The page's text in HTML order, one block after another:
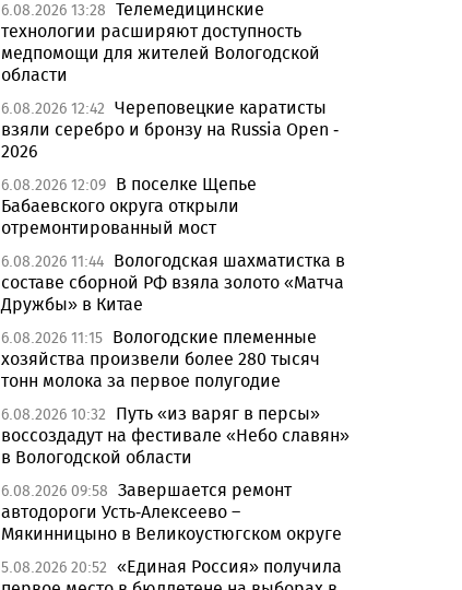
6.08.2026 13:28 Телемедицинские
технологии расширяют доступность
медпомощи для жителей Вологодской
области
6.08.2026 12:42 Череповецкие каратисты
взяли серебро и бронзу на Russia Open -
2026
6.08.2026 12:09 В поселке Щепье
Бабаевского округа открыли
отремонтированный мост
6.08.2026 11:44 Вологодская шахматистка в
составе сборной РФ взяла золото «Матча
Дружбы» в Китае
6.08.2026 11:15 Вологодские племенные
хозяйства произвели более 280 тысяч
тонн молока за первое полугодие
6.08.2026 10:32
Путь «из варяг в персы»
воссоздадут на фестивале «Небо славян»
в Вологодской области
6.08.2026 09:58 Завершается ремонт
автодороги Усть-Алексеево –
Мякинницыно в Великоустюгском округе
5.08.2026 20:52 «Единая Россия» получила